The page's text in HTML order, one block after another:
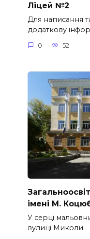
Ліцей №2
Для написання
додаткову
0 52
імені М.
У серці
вулиці Миколи